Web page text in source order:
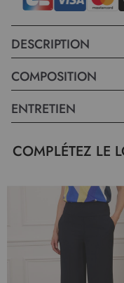
gracieusement les
jupe pour un style chic et
DESCRIPTION
COMPOSITION
ENTRETIEN
COMPLÉTEZ LE